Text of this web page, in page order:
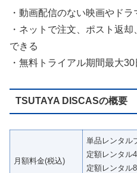
・動画配信のない映画やド
・ネットで注文、ポスト返
できる
・無料トライアル期間最大30
TSUTAYA DISCASの概要
月額料金(税込)
単品レンタル
定額レンタル
定額レンタル